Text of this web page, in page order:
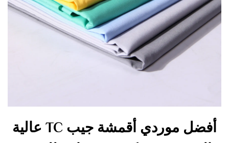
أفضل موردي أقمشة جيب TC عالية